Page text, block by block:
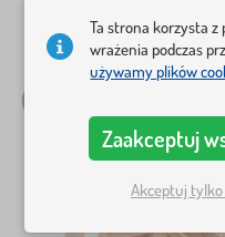
Ta strona korzysta z
wrażenia podczas
używamy plików
Zaakceptuj
Akceptuj